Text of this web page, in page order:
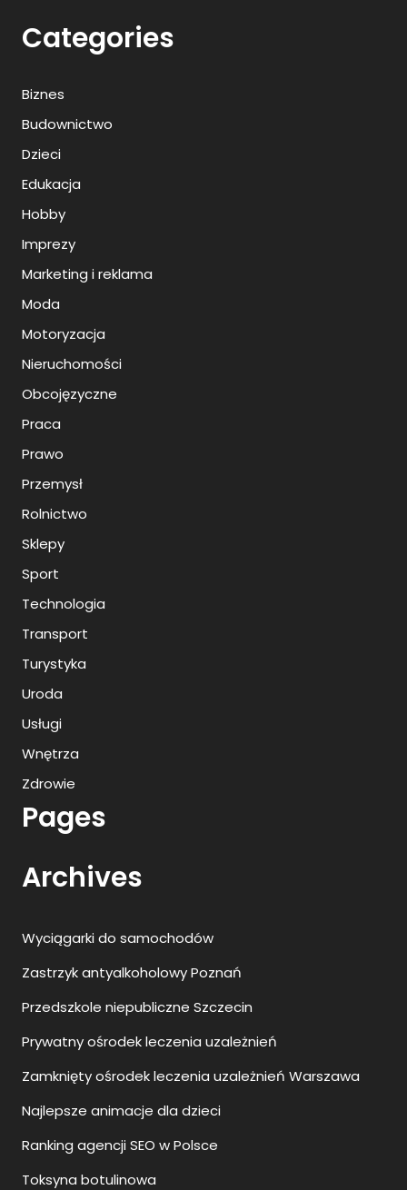
Categories
Biznes
Budownictwo
Dzieci
Edukacja
Hobby
Imprezy
Marketing i reklama
Moda
Motoryzacja
Nieruchomości
Obcojęzyczne
Praca
Prawo
Przemysł
Rolnictwo
Sklepy
Sport
Technologia
Transport
Turystyka
Uroda
Usługi
Wnętrza
Zdrowie
Pages
Archives
Wyciągarki do samochodów
Zastrzyk antyalkoholowy Poznań
Przedszkole niepubliczne Szczecin
Prywatny ośrodek leczenia uzależnień
Zamknięty ośrodek leczenia uzależnień Warszawa
Najlepsze animacje dla dzieci
Ranking agencji SEO w Polsce
Toksyna botulinowa